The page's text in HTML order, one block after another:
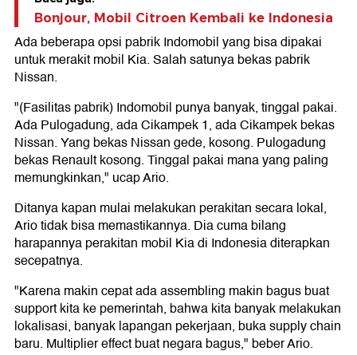
Bonjour, Mobil Citroen Kembali ke Indonesia
Ada beberapa opsi pabrik Indomobil yang bisa dipakai
untuk merakit mobil Kia. Salah satunya bekas pabrik
Nissan.
"(Fasilitas pabrik) Indomobil punya banyak, tinggal pakai.
Ada Pulogadung, ada Cikampek 1, ada Cikampek bekas
Nissan. Yang bekas Nissan gede, kosong. Pulogadung
bekas Renault kosong. Tinggal pakai mana yang paling
memungkinkan," ucap Ario.
Ditanya kapan mulai melakukan perakitan secara lokal,
Ario tidak bisa memastikannya. Dia cuma bilang
harapannya perakitan mobil Kia di Indonesia diterapkan
secepatnya.
"Karena makin cepat ada assembling makin bagus buat
support kita ke pemerintah, bahwa kita banyak melakukan
lokalisasi, banyak lapangan pekerjaan, buka supply chain
baru. Multiplier effect buat negara bagus," beber Ario.